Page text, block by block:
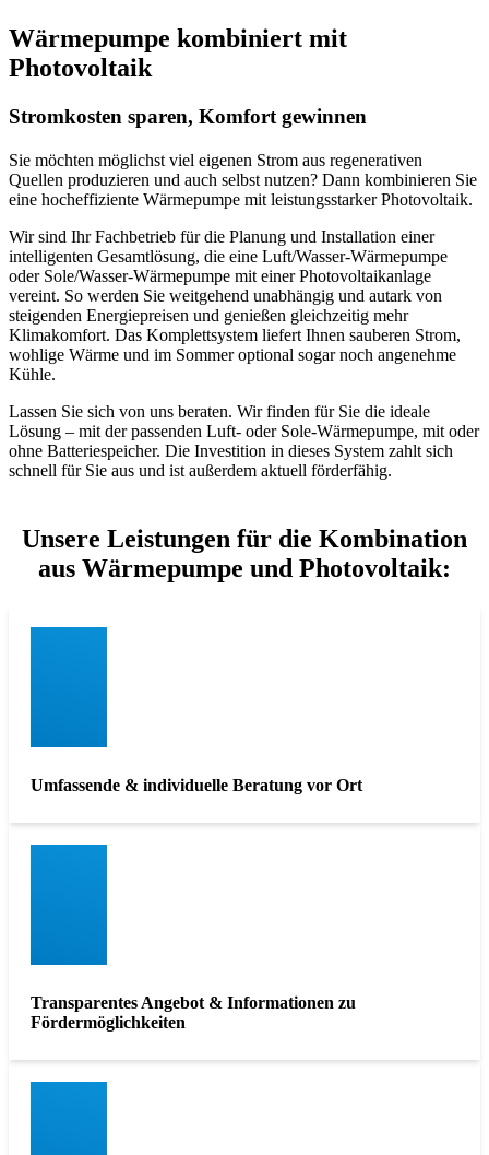
Wärmepumpe kombiniert mit
Photovoltaik
Stromkosten sparen, Komfort gewinnen
Sie möchten möglichst viel eigenen Strom aus regenerativen
Quellen produzieren und auch selbst nutzen? Dann kombinieren Sie
eine hocheffiziente Wärmepumpe mit leistungsstarker Photovoltaik.
Wir sind Ihr Fachbetrieb für die Planung und Installation einer
intelligenten Gesamtlösung, die eine Luft/Wasser-Wärmepumpe
oder Sole/Wasser-Wärmepumpe mit einer Photovoltaikanlage
vereint. So werden Sie weitgehend unabhängig und autark von
steigenden Energiepreisen und genießen gleichzeitig mehr
Klimakomfort. Das Komplettsystem liefert Ihnen sauberen Strom,
wohlige Wärme und im Sommer optional sogar noch angenehme
Kühle.
Lassen Sie sich von uns beraten. Wir finden für Sie die ideale
Lösung – mit der passenden Luft- oder Sole-Wärmepumpe, mit oder
ohne Batteriespeicher. Die Investition in dieses System zahlt sich
schnell für Sie aus und ist außerdem aktuell förderfähig.
Unsere Leistungen für die Kombination
aus Wärmepumpe und Photovoltaik:
Umfassende & individuelle Beratung vor Ort
Transparentes Angebot & Informationen zu
Fördermöglichkeiten